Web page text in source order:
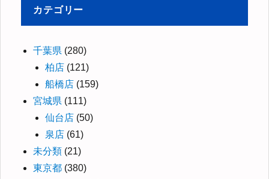
カテゴリー
千葉県 (280)
柏店 (121)
船橋店 (159)
宮城県 (111)
仙台店 (50)
泉店 (61)
未分類 (21)
東京都 (380)